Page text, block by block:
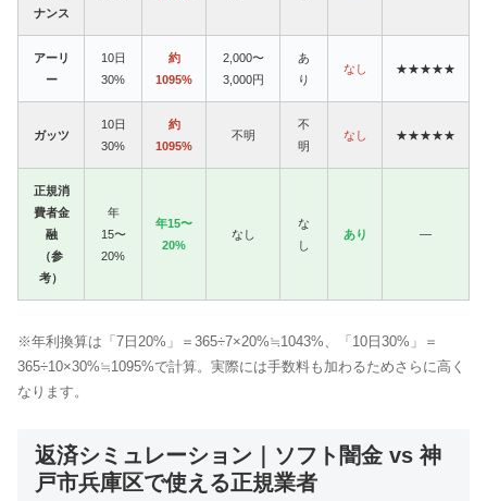
ナンス
アーリ
ー
10日
30%
約
1095%
2,000〜
3,000円
あ
り
なし ★★★★★
ガッツ
10日
30%
約
1095%
不明
不
明
なし ★★★★★
正規消
費者金
融
（参
考）
年
15〜
20%
年15〜
20%
なし
な
し
あり —
※年利換算は「7日20%」＝365÷7×20%≒1043%、「10日30%」＝
365÷10×30%≒1095%で計算。実際には手数料も加わるためさらに高く
なります。
返済シミュレーション｜ソフト闇金 vs 神
戸市兵庫区で使える正規業者